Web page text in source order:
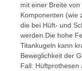
SITEMAP
mit einer Breite von
Komponenten (wie
die bei Hüft- und
werden.Die hohe
Titankugeln kann
Beweglichkeit der
Fall: Hüftprothesen